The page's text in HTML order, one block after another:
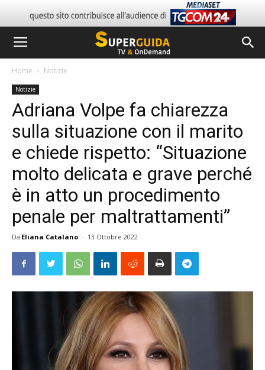
Home Notizie
Notizie
Adriana Volpe fa chiarezza
sulla situazione con il marito
e chiede rispetto: “Situazione
molto delicata e grave perché
è in atto un procedimento
penale per maltrattamenti”
Da Eliana Catalano - 13 Ottobre 2022